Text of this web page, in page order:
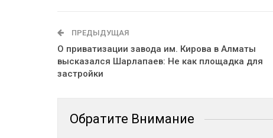
ПРЕДЫДУЩАЯ
О приватизации завода им. Кирова в Алматы
высказался Шарлапаев: Не как площадка для
застройки
Обратите Внимание